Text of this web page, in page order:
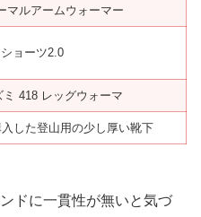
マルアームウォーマー
ョーツ2.0
ミ 418 レッグウォーマ
した登山用の少し厚い靴下
ドに一貫性が無いと気づ